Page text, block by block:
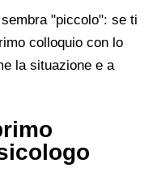
"piccolo": se ti
colloquio con lo
la situazione e a